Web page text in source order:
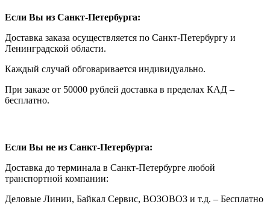
Если Вы из Санкт-Петербурга:
Доставка заказа осуществляется по Санкт-Петербургу и
Ленинградской области.
Каждый случай обговаривается индивидуально.
При заказе от 50000 рублей доставка в пределах КАД –
бесплатно.
Если Вы не из Санкт-Петербурга:
Доставка до терминала в Санкт-Петербурге любой
транспортной компании:
Деловые Линии, Байкал Сервис, ВОЗОВОЗ и т.д. – Бесплатно